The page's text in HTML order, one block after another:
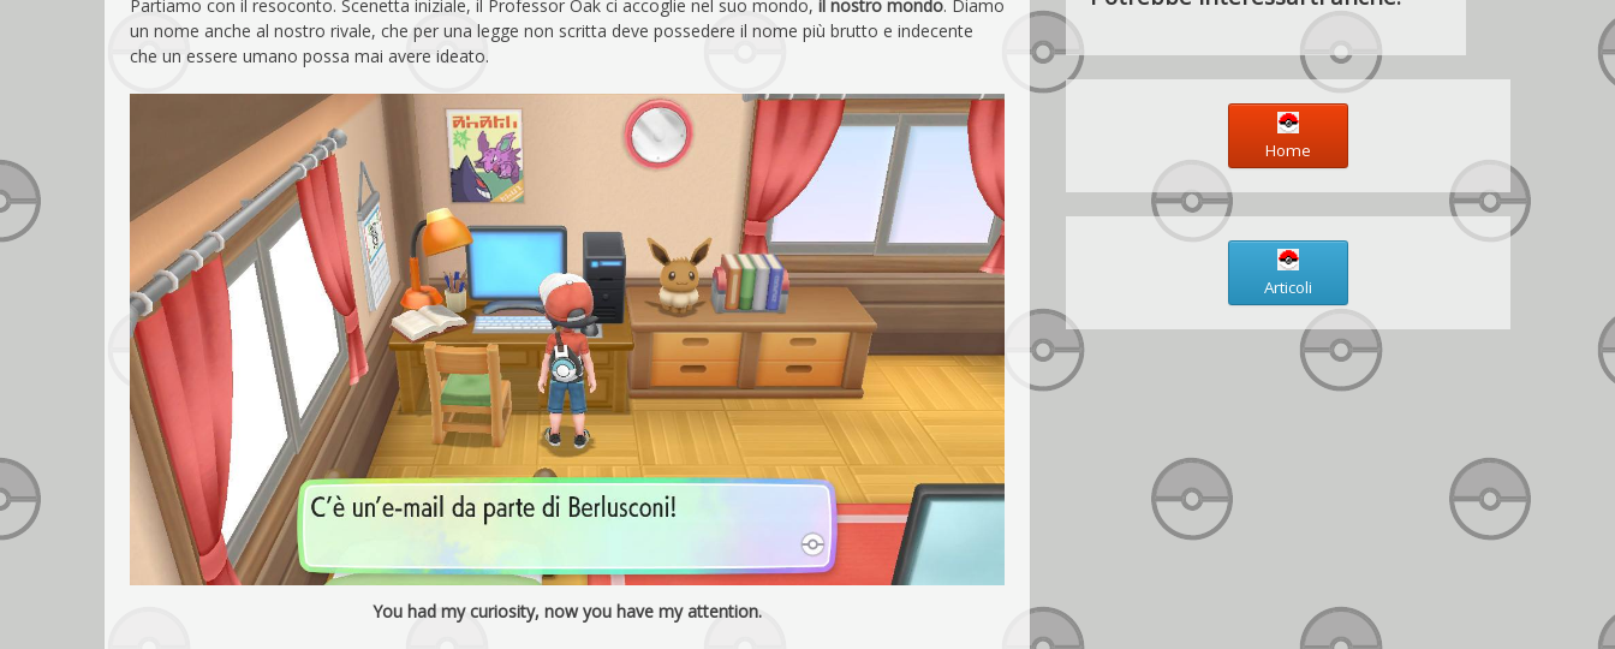
Partiamo con il resoconto. Scenetta iniziale, il Professor Oak ci accoglie nel suo mondo, il nostro mondo. Diamo
un nome anche al nostro rivale, che per una legge non scritta deve possedere il nome più brutto e indecente
che un essere umano possa mai avere ideato.
You had my curiosity, now you have my attention.
Home
Articoli